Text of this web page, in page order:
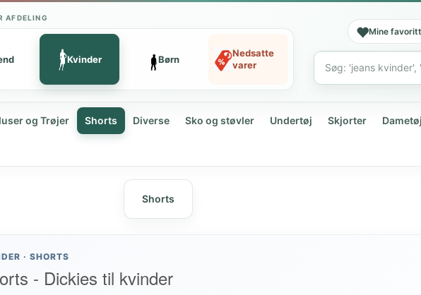
AFDELING
Kvinder Børn
Nedsatte
varer
Mine
Søg
og Trøjer Shorts Diverse Sko og støvler Undertøj Skjorter Dametøj
Shorts
· SHORTS
- Dickies til kvinder